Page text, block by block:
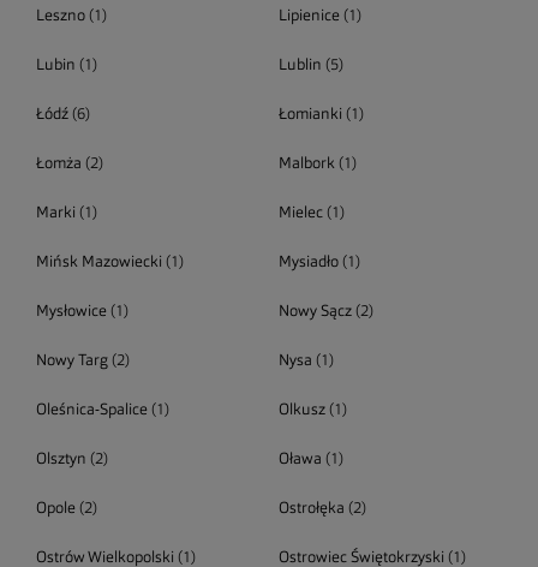
Leszno (1) Lipienice (1)
Lubin (1) Lublin (5)
Łódź (6) Łomianki (1)
Łomża (2) Malbork(1)
Marki (1) Mielec(1)
Mińsk Mazowiecki (1) Mysiadło(1)
Mysłowice (1) Nowy Sącz(2)
Nowy Targ (2) Nysa (1)
Oleśnica-Spalice (1) Olkusz(1)
Olsztyn (2) Oława (1)
Opole (2) Ostrołęka (2)
Ostrów Wielkopolski (1) Ostrowiec Świętokrzyski (1)